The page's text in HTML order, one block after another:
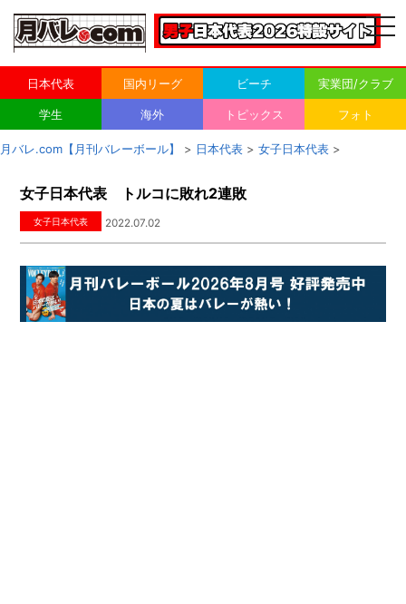
日本代表 国内リーグ ビーチ 実業団/クラブ
学生 海外 トピックス フォト
月バレ.com【月刊バレーボール】 > 日本代表 > 女子日本代表 >
女子日本代表 トルコに敗れ2連敗
女子日本代表 2022.07.02